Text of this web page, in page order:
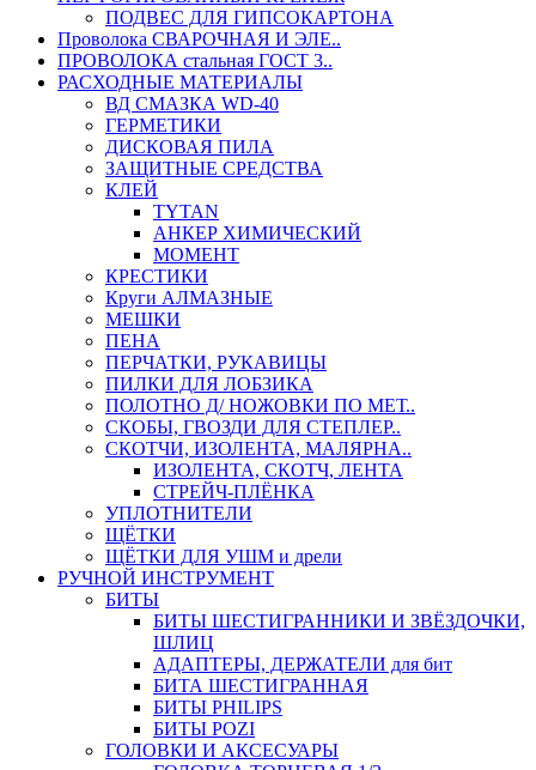
ПОДВЕС ДЛЯ ГИПСОКАРТОНА
Проволока СВАРОЧНАЯ И ЭЛЕ..
ПРОВОЛОКА стальная ГОСТ 3..
РАСХОДНЫЕ МАТЕРИАЛЫ
ВД СМАЗКА WD-40
ГЕРМЕТИКИ
ДИСКОВАЯ ПИЛА
ЗАЩИТНЫЕ СРЕДСТВА
КЛЕЙ
TYTAN
АНКЕР ХИМИЧЕСКИЙ
МОМЕНТ
КРЕСТИКИ
Круги АЛМАЗНЫЕ
МЕШКИ
ПЕНА
ПЕРЧАТКИ, РУКАВИЦЫ
ПИЛКИ ДЛЯ ЛОБЗИКА
ПОЛОТНО Д/ НОЖОВКИ ПО МЕТ..
СКОБЫ, ГВОЗДИ ДЛЯ СТЕПЛЕР..
СКОТЧИ, ИЗОЛЕНТА, МАЛЯРНА..
ИЗОЛЕНТА, СКОТЧ, ЛЕНТА
СТРЕЙЧ-ПЛЁНКА
УПЛОТНИТЕЛИ
ЩЁТКИ
ЩЁТКИ ДЛЯ УШМ и дрели
РУЧНОЙ ИНСТРУМЕНТ
БИТЫ
БИТЫ ШЕСТИГРАННИКИ И ЗВЁЗДОЧКИ,
ШЛИЦ
АДАПТЕРЫ, ДЕРЖАТЕЛИ для бит
БИТА ШЕСТИГРАННАЯ
БИТЫ PHILIPS
БИТЫ POZI
ГОЛОВКИ И АКСЕСУАРЫ